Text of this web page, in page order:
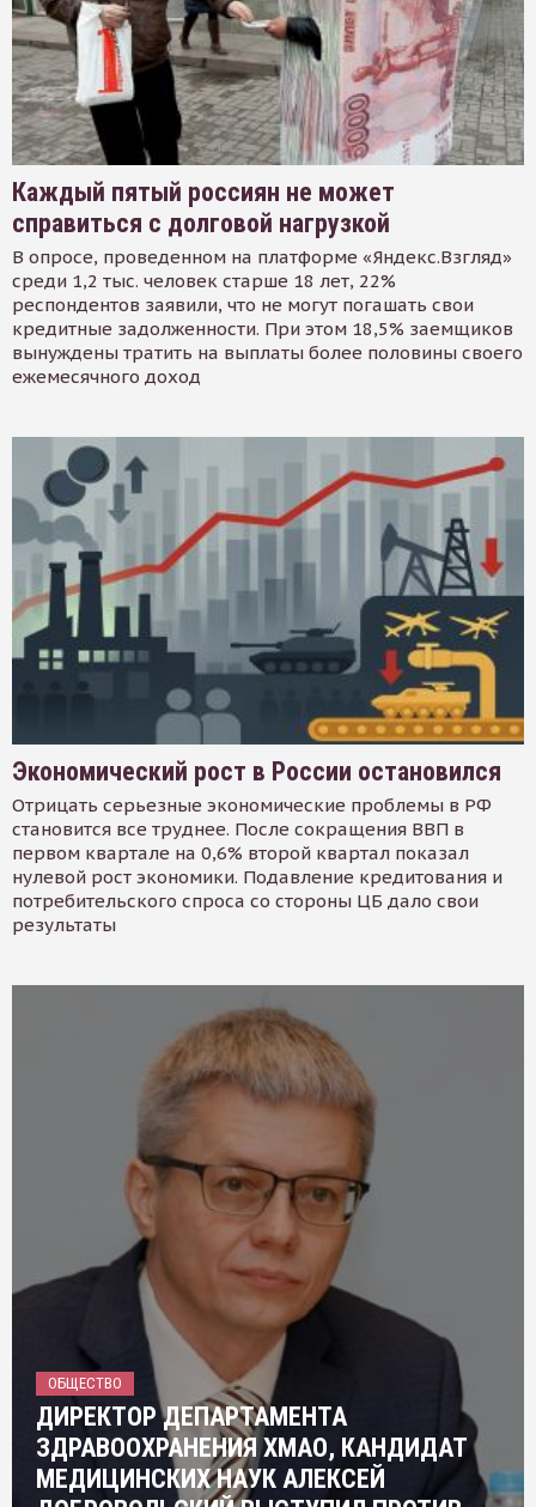
Каждый пятый россиян не может
справиться с долговой нагрузкой
В опросе, проведенном на платформе «Яндекс.Взгляд»
среди 1,2 тыс. человек старше 18 лет, 22%
респондентов заявили, что не могут погашать свои
кредитные задолженности. При этом 18,5% заемщиков
вынуждены тратить на выплаты более половины своего
ежемесячного доход
Экономический рост в России остановился
Отрицать серьезные экономические проблемы в РФ
становится все труднее. После сокращения ВВП в
первом квартале на 0,6% второй квартал показал
нулевой рост экономики. Подавление кредитования и
потребительского спроса со стороны ЦБ дало свои
результаты
ОБЩЕСТВО
ДИРЕКТОР ДЕПАРТАМЕНТА
ЗДРАВООХРАНЕНИЯ ХМАО, КАНДИДАТ
МЕДИЦИНСКИХ НАУК АЛЕКСЕЙ